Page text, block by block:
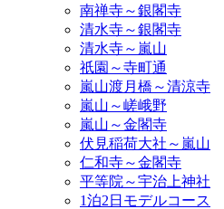
南禅寺～銀閣寺
清水寺～銀閣寺
清水寺～嵐山
祇園～寺町通
嵐山渡月橋～清涼寺
嵐山～嵯峨野
嵐山～金閣寺
伏見稲荷大社～嵐山
仁和寺～金閣寺
平等院～宇治上神社
1泊2日モデルコース